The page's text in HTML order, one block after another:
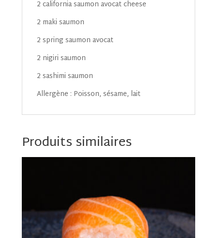
2 california saumon avocat cheese
2 maki saumon
2 spring saumon avocat
2 nigiri saumon
2 sashimi saumon
Allergène : Poisson, sésame, lait
Produits similaires